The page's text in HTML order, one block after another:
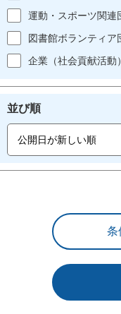
運動・スポーツ関連
図書館ボランティア
企業（社会貢献活動）
並び順